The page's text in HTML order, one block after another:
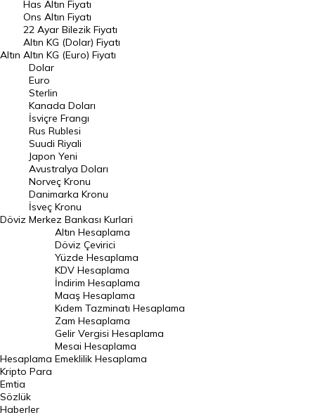
Döviz Kuru
Dolar Kuru
Euro Kuru
Pound Kuru
Frank Kuru
Riyal Kuru
Avustralya Doları
Danimarka Kronu Kuru
Kanada Doları Kuru
Norveç Kronu Kuru
İsveç Kronu Kuru
Japon Yeni Kuru
Serbest Piyasa Döviz Kurları
Merkez Bankası Döviz Kurları
Altın Fiyatları
Gram Altın Fiyatı
Çeyrek Altın Fiyatı
Altın
Has Altın Fiyatı
Ons Altın Fiyatı
22 Ayar Bilezik Fiyatı
Altın KG (Dolar) Fiyatı
Altın KG (Euro) Fiyatı
Döviz
Dolar
Euro
Sterlin
Kanada Doları
İsviçre Frangı
Rus Rublesi
Suudi Riyali
Japon Yeni
Avustralya Doları
Norveç Kronu
Danimarka Kronu
İsveç Kronu
Merkez Bankası Kurlari
Hesaplama
Altın Hesaplama
Döviz Çevirici
Yüzde Hesaplama
KDV Hesaplama
İndirim Hesaplama
Maaş Hesaplama
Kıdem Tazminatı Hesaplama
Zam Hesaplama
Gelir Vergisi Hesaplama
Mesai Hesaplama
Emeklilik Hesaplama
Kripto Para
Emtia
Sözlük
Haberler